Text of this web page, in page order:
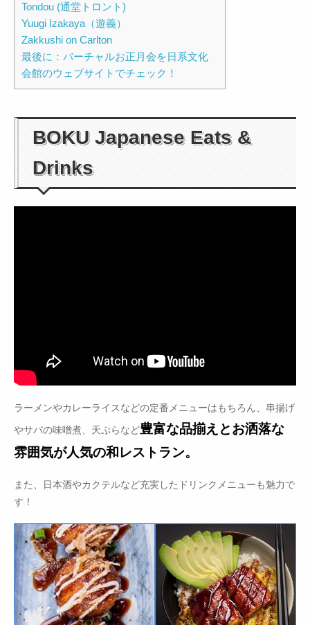
Tondou (通堂トロント)
Yuugi Izakaya（遊義）
Zakkushi on Carlton
最後に：バーチャルお正月会を日系文化
会館のウェブサイトでチェック！
BOKU Japanese Eats &
Drinks
ラーメンやカレーライスなどの定番メニューはもちろん、串揚げ
やサバの味噌煮、天ぷらなど豊富な品揃えとお洒落な
雰囲気が人気の和レストラン。
また、日本酒やカクテルなど充実したドリンクメニューも魅力で
す！